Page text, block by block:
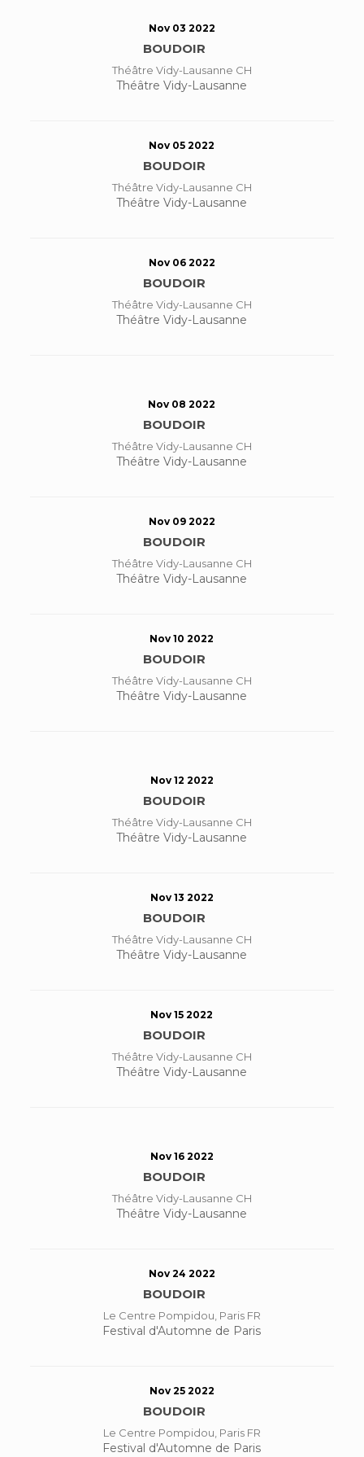
Nov 03 2022
BOUDOIR
Théâtre Vidy-Lausanne CH
Théâtre Vidy-Lausanne
Nov 05 2022
BOUDOIR
Théâtre Vidy-Lausanne CH
Théâtre Vidy-Lausanne
Nov 06 2022
BOUDOIR
Théâtre Vidy-Lausanne CH
Théâtre Vidy-Lausanne
Nov 08 2022
BOUDOIR
Théâtre Vidy-Lausanne CH
Théâtre Vidy-Lausanne
Nov 09 2022
BOUDOIR
Théâtre Vidy-Lausanne CH
Théâtre Vidy-Lausanne
Nov 10 2022
BOUDOIR
Théâtre Vidy-Lausanne CH
Théâtre Vidy-Lausanne
Nov 12 2022
BOUDOIR
Théâtre Vidy-Lausanne CH
Théâtre Vidy-Lausanne
Nov 13 2022
BOUDOIR
Théâtre Vidy-Lausanne CH
Théâtre Vidy-Lausanne
Nov 15 2022
BOUDOIR
Théâtre Vidy-Lausanne CH
Théâtre Vidy-Lausanne
Nov 16 2022
BOUDOIR
Théâtre Vidy-Lausanne CH
Théâtre Vidy-Lausanne
Nov 24 2022
BOUDOIR
Le Centre Pompidou, Paris FR
Festival d'Automne de Paris
Nov 25 2022
BOUDOIR
Le Centre Pompidou, Paris FR
Festival d'Automne de Paris